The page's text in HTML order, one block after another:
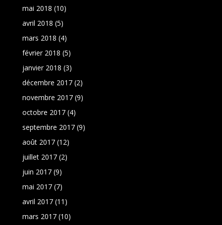
mai 2018 (10)
avril 2018 (5)
mars 2018 (4)
février 2018 (5)
janvier 2018 (3)
décembre 2017(2)
novembre 2017(9)
octobre 2017(4)
septembre 2017(9)
août 2017(12)
juillet 2017(2)
juin 2017(9)
mai 2017(7)
avril 2017(11)
mars 2017(10)